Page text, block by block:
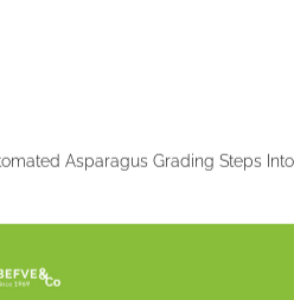
Asparagus Grading Steps Into